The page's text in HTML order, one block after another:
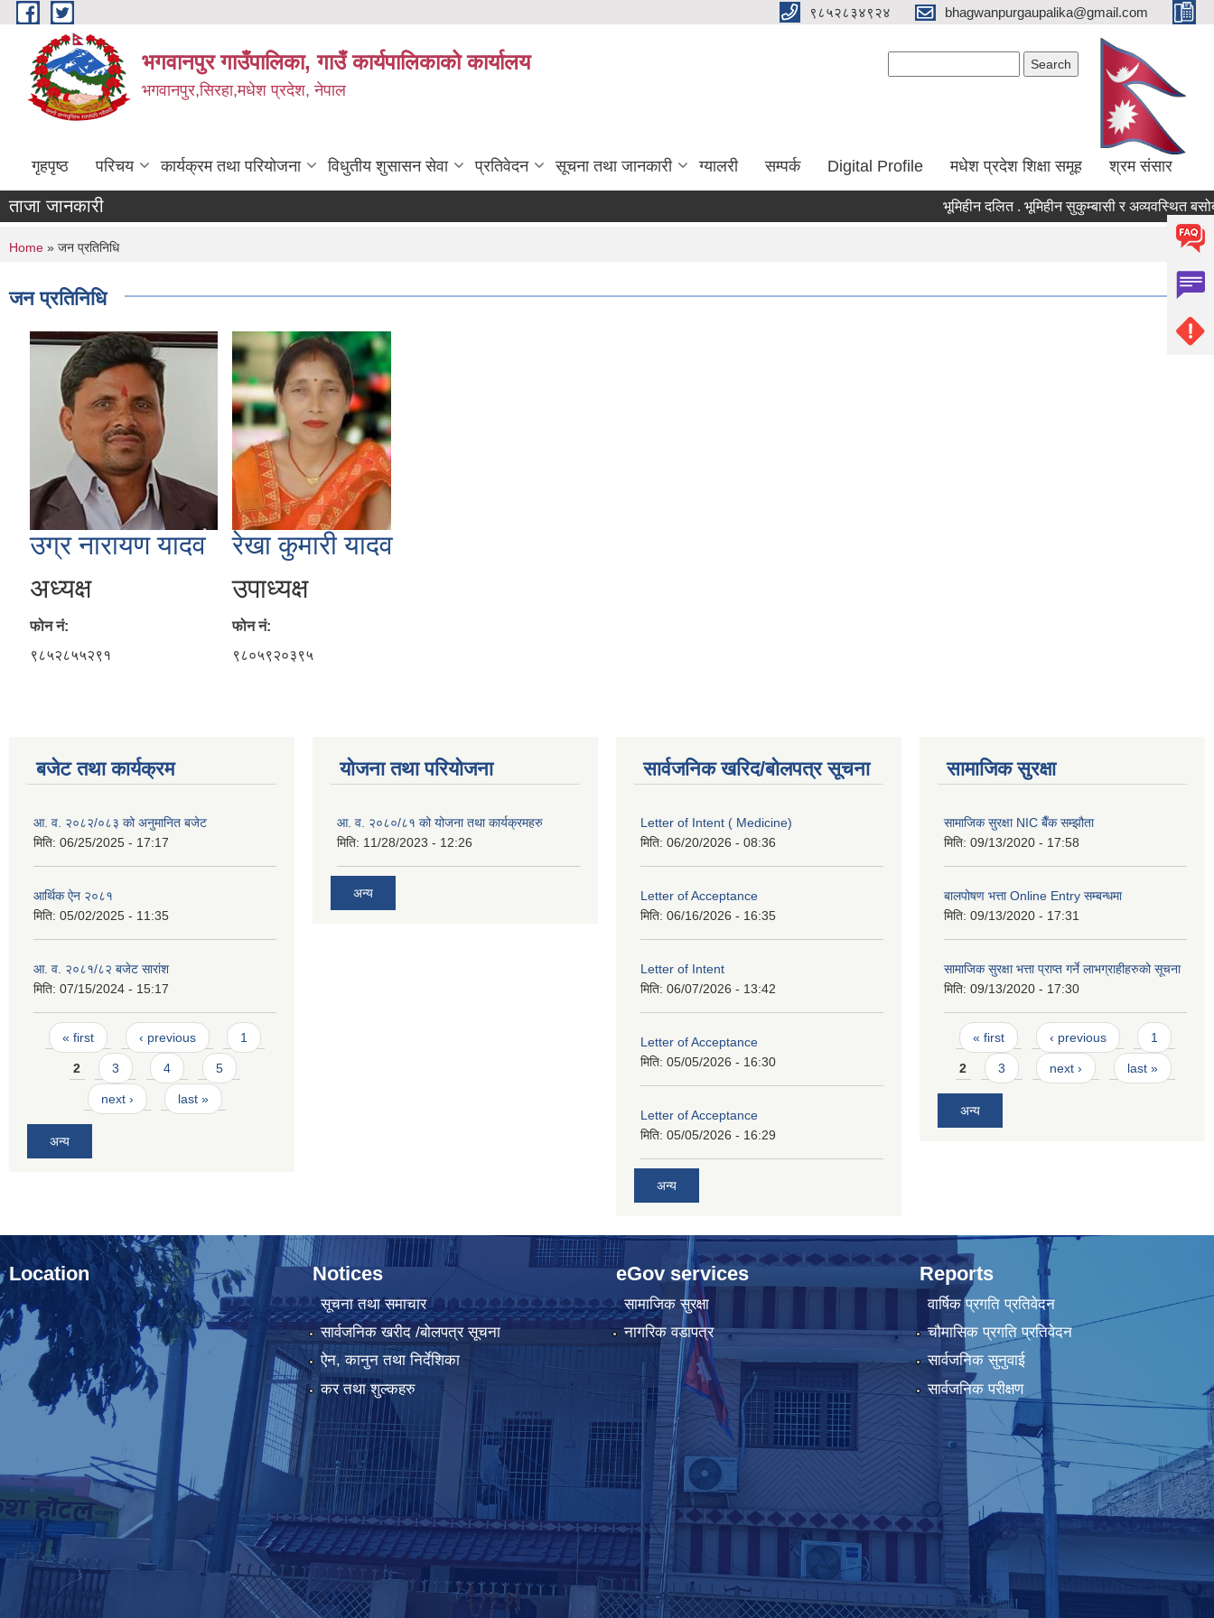
Skip to main content ९८५२८३४९२४ bhagwanpurgaupalika@gmail.com
भगवानपुर गाउँपालिका, गाउँ कार्यपालिकाको कार्यालय
भगवानपुर,सिरहा,मधेश प्रदेश, नेपाल
गृहपृष्ठ परिचय कार्यक्रम तथा परियोजना विधुतीय शुसासन सेवा प्रतिवेदन सूचना तथा जानकारी ग्यालरी सम्पर्क Digital Profile मधेश प्रदेश शिक्षा समूह श्रम संसार
ताजा जानकारी भूमिहीन दलित . भूमिहीन सुकुम्बासी र अव्यवस्थित
You are here
Home » जन प्रतिनिधि
जन प्रतिनिधि
उग्र नारायण यादव
अध्यक्ष
फोन नं:
९८५२८५५२९१
रेखा कुमारी यादव
उपाध्यक्ष
फोन नं:
९८०५९२०३९५
बजेट तथा कार्यक्रम
आ. व. २०८२/०८३ को अनुमानित बजेट
मिति: 06/25/2025 - 17:17
आर्थिक ऐन २०८१
मिति: 05/02/2025 - 11:35
आ. व. २०८१/८२ बजेट सारांश
मिति: 07/15/2024 - 15:17
Pages
« first ‹ previous 1
2 3 4 5
next › last »
अन्य
योजना तथा परियोजना
आ. व. २०८०/८१ को योजना तथा कार्यक्रमहरु
मिति: 11/28/2023 - 12:26
अन्य
सार्वजनिक खरिद/बोलपत्र सूचना
Letter of Intent ( Medicine)
मिति: 06/20/2026 - 08:36
Letter of Acceptance
मिति: 06/16/2026 - 16:35
Letter of Intent
मिति: 06/07/2026 - 13:42
Letter of Acceptance
मिति: 05/05/2026 - 16:30
Letter of Acceptance
मिति: 05/05/2026 - 16:29
अन्य
सामाजिक सुरक्षा
सामाजिक सुरक्षा NIC बैँक सम्झौता
मिति: 09/13/2020 - 17:58
बालपोषण भत्ता Online Entry सम्बन्धमा
मिति: 09/13/2020 - 17:31
सामाजिक सुरक्षा भत्ता प्राप्त गर्ने लाभग्राहीहरुको सूचना
मिति: 09/13/2020 - 17:30
Pages
« first ‹ previous 1
2 3 next › last »
अन्य
Location Notices
सूचना तथा समाचार
सार्वजनिक खरीद /बोलपत्र सूचना
ऐन, कानुन तथा निर्देशिका
कर तथा शुल्कहरु
eGov services
सामाजिक सुरक्षा
नागरिक वडापत्र
Reports
वार्षिक प्रगति प्रतिवेदन
चौमासिक प्रगति प्रतिवेदन
सार्वजनिक सुनुवाई
सार्वजनिक परीक्षण